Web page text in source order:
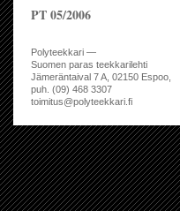
PT 05/2006
Polyteekkari —
Suomen paras teekkarilehti
Jämeräntaival 7 A, 02150 Espoo,
puh. (09) 468 3307
toimitus@polyteekkari.fi